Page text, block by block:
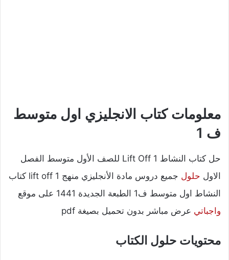
معلومات كتاب الانجليزي اول متوسط
ف 1
حل كتاب النشاط Lift Off 1 للصف الأول متوسط الفصل
الاول حلول
جميع دروس مادة الأنجليزي منهج lift off 1 كتاب
النشاط اول متوسط ف1 الطبعة الجديدة 1441 على موقع
واجباتي عرض مباشر بدون تحميل بصيغة pdf
محتويات حلول الكتاب